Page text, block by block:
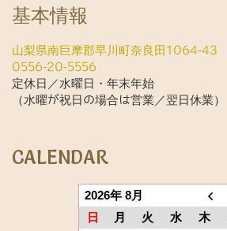
基本情報
山梨県南巨摩郡早川町奈良田1064-43
0556-20-5556
定休日／水曜日・年末年始
（水曜が祝日の場合は営業／翌日休業）
CALENDAR
2026年 8月
日
月 火 水 木